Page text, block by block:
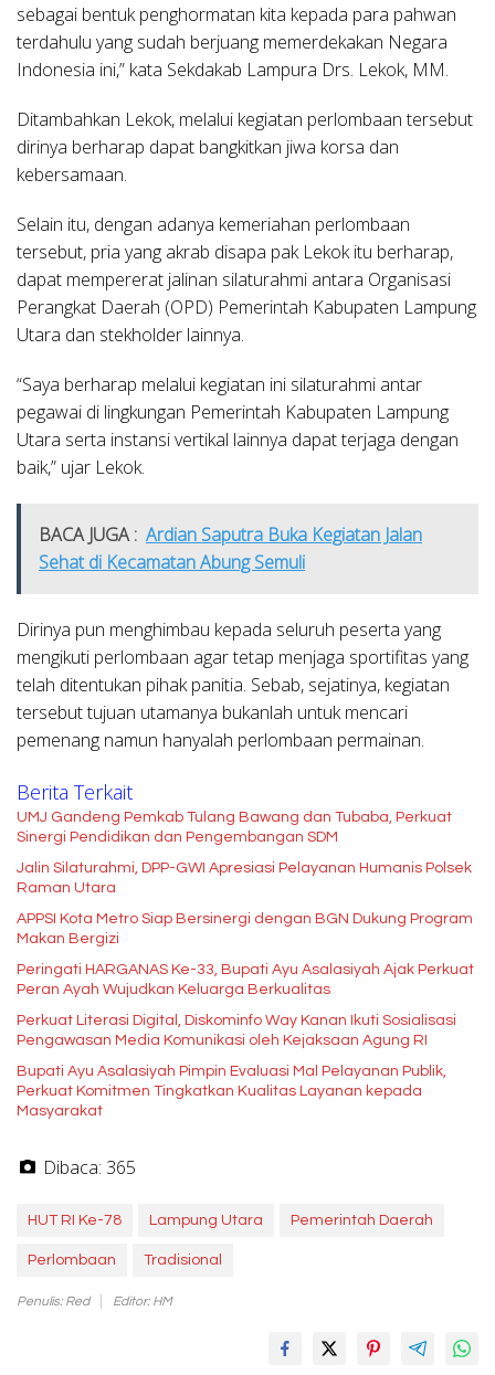
sebagai bentuk penghormatan kita kepada para pahwan
terdahulu yang sudah berjuang memerdekakan Negara
Indonesia ini,” kata Sekdakab Lampura Drs. Lekok, MM.
Ditambahkan Lekok, melalui kegiatan perlombaan tersebut
dirinya berharap dapat bangkitkan jiwa korsa dan
kebersamaan.
Selain itu, dengan adanya kemeriahan perlombaan
tersebut, pria yang akrab disapa pak Lekok itu berharap,
dapat mempererat jalinan silaturahmi antara Organisasi
Perangkat Daerah (OPD) Pemerintah Kabupaten Lampung
Utara dan stekholder lainnya.
“Saya berharap melalui kegiatan ini silaturahmi antar
pegawai di lingkungan Pemerintah Kabupaten Lampung
Utara serta instansi vertikal lainnya dapat terjaga dengan
baik,” ujar Lekok.
BACA JUGA : Ardian Saputra Buka Kegiatan Jalan
Sehat di Kecamatan Abung Semuli
Dirinya pun menghimbau kepada seluruh peserta yang
mengikuti perlombaan agar tetap menjaga sportifitas yang
telah ditentukan pihak panitia. Sebab, sejatinya, kegiatan
tersebut tujuan utamanya bukanlah untuk mencari
pemenang namun hanyalah perlombaan permainan.
Berita Terkait
UMJ Gandeng Pemkab Tulang Bawang dan Tubaba, Perkuat
Sinergi Pendidikan dan Pengembangan SDM
Jalin Silaturahmi, DPP-GWI Apresiasi Pelayanan Humanis Polsek
Raman Utara
APPSI Kota Metro Siap Bersinergi dengan BGN Dukung Program
Makan Bergizi
Peringati HARGANAS Ke-33, Bupati Ayu Asalasiyah Ajak Perkuat
Peran Ayah Wujudkan Keluarga Berkualitas
Perkuat Literasi Digital, Diskominfo Way Kanan Ikuti Sosialisasi
Pengawasan Media Komunikasi oleh Kejaksaan Agung RI
Bupati Ayu Asalasiyah Pimpin Evaluasi Mal Pelayanan Publik,
Perkuat Komitmen Tingkatkan Kualitas Layanan kepada
Masyarakat
Dibaca: 365
HUT RI Ke-78 Lampung Utara Pemerintah Daerah
Perlombaan Tradisional
Penulis: Red Editor: HM